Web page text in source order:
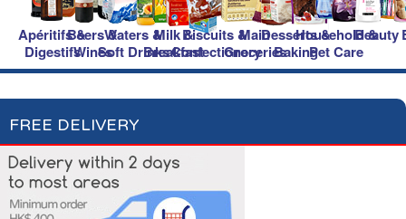
Apéritifs &
Digestifs
Beers &
Wines
Waters &
Soft Drinks
Milk &
Breakfast
Biscuits &
Confectionery
Main
Groceries
Desserts &
Baking
Household &
Pet Care
Beauty
FREE DELIVERY